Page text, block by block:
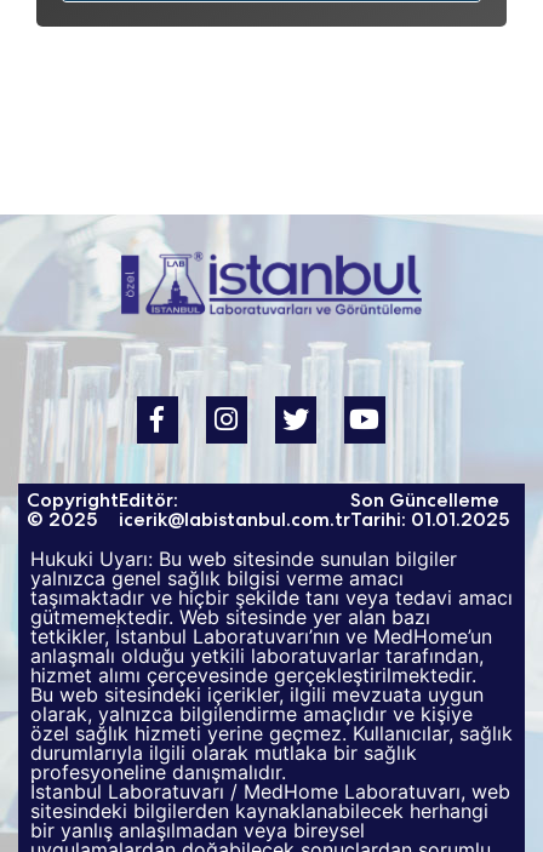
Copyright
© 2025
Editör:
icerik@labistanbul.com.tr
Son Güncelleme
Tarihi: 01.01.2025
Hukuki Uyarı: Bu web sitesinde sunulan bilgiler
yalnızca genel sağlık bilgisi verme amacı
taşımaktadır ve hiçbir şekilde tanı veya tedavi amacı
gütmemektedir. Web sitesinde yer alan bazı
tetkikler, İstanbul Laboratuvarı’nın ve MedHome’un
anlaşmalı olduğu yetkili laboratuvarlar tarafından,
hizmet alımı çerçevesinde gerçekleştirilmektedir.
Bu web sitesindeki içerikler, ilgili mevzuata uygun
olarak, yalnızca bilgilendirme amaçlıdır ve kişiye
özel sağlık hizmeti yerine geçmez. Kullanıcılar, sağlık
durumlarıyla ilgili olarak mutlaka bir sağlık
profesyoneline danışmalıdır.
İstanbul Laboratuvarı / MedHome Laboratuvarı, web
sitesindeki bilgilerden kaynaklanabilecek herhangi
bir yanlış anlaşılmadan veya bireysel